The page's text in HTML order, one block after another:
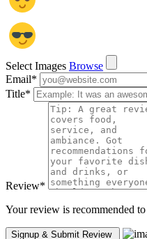
Select Images Browse
Email*
Title*
Review*
Your review is recommended